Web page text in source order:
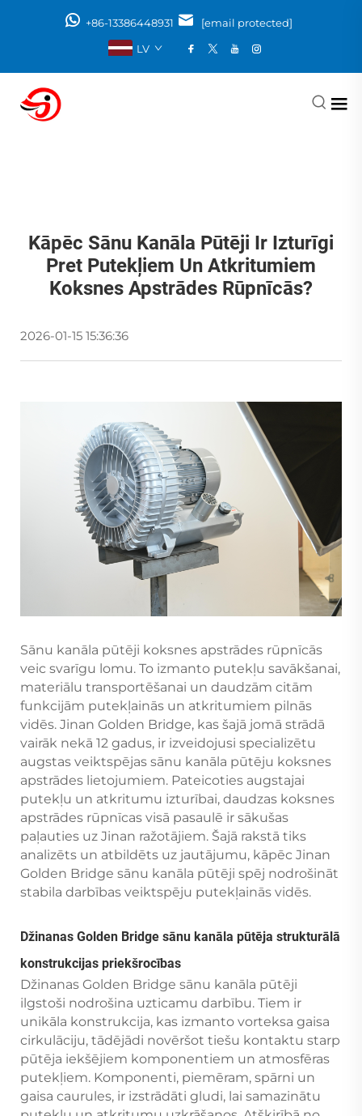
+86-13386448931
[email protected]
LV
Kāpēc Sānu Kanāla Pūtēji Ir Izturīgi
Pret Putekļiem Un Atkritumiem
Koksnes Apstrādes Rūpnīcās?
2026-01-15 15:36:36
Sānu kanāla pūtēji koksnes apstrādes rūpnīcās
veic svarīgu lomu. To izmanto putekļu savākšanai,
materiālu transportēšanai un daudzām citām
funkcijām putekļainās un atkritumiem pilnās
vidēs. Jinan Golden Bridge, kas šajā jomā strādā
vairāk nekā 12 gadus, ir izveidojusi specializētu
augstas veiktspējas sānu kanāla pūtēju koksnes
apstrādes lietojumiem. Pateicoties augstajai
putekļu un atkritumu izturībai, daudzas koksnes
apstrādes rūpnīcas visā pasaulē ir sākušas
paļauties uz Jinan ražotājiem. Šajā rakstā tiks
analizēts un atbildēts uz jautājumu, kāpēc Jinan
Golden Bridge sānu kanāla pūtēji spēj nodrošināt
stabila darbības veiktspēju putekļainās vidēs.
Džinanas Golden Bridge sānu kanāla pūtēja strukturālā
konstrukcijas priekšrocības
Džinanas Golden Bridge sānu kanāla pūtēji
ilgstoši nodrošina uzticamu darbību. Tiem ir
unikāla konstrukcija, kas izmanto vorteksa gaisa
cirkulāciju, tādējādi novēršot tiešu kontaktu starp
pūtēja iekšējiem komponentiem un atmosfēras
putekļiem. Komponenti, piemēram, spārni un
gaisa caurules, ir izstrādāti gludi, lai samazinātu